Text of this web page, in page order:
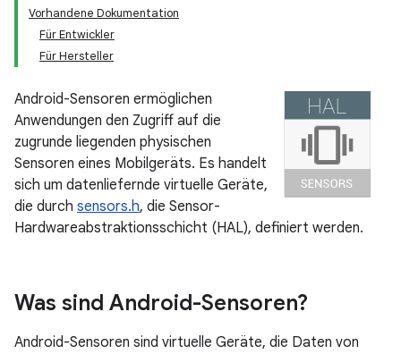
Vorhandene Dokumentation
Für Entwickler
Für Hersteller
Android-Sensoren ermöglichen
Anwendungen den Zugriff auf die
zugrunde liegenden physischen
Sensoren eines Mobilgeräts. Es handelt
sich um datenliefernde virtuelle Geräte,
die durch sensors.h, die Sensor-
Hardwareabstraktionsschicht (HAL), definiert werden.
Was sind Android-Sensoren?
Android-Sensoren sind virtuelle Geräte, die Daten von